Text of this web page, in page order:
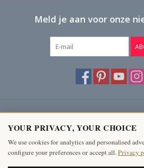
Meld je aan voor onze
Producten
Mijn account
YOUR PRIVACY, YOUR CHOICE
We use cookies for analytics and personalised
configure your preferences or accept all.Privacy